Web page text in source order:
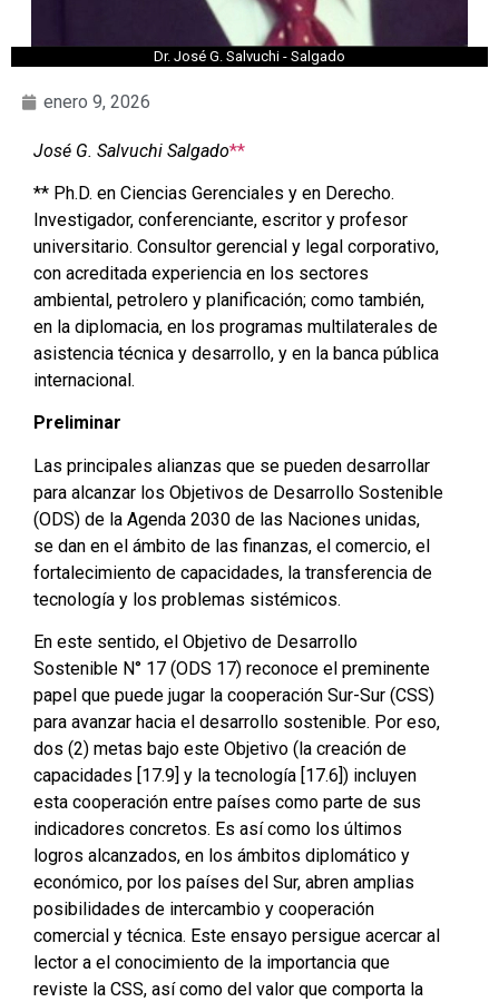
Dr. José G. Salvuchi - Salgado
enero 9, 2026
José G. Salvuchi Salgado**
** Ph.D. en Ciencias Gerenciales y en Derecho.
Investigador, conferenciante, escritor y profesor
universitario. Consultor gerencial y legal corporativo,
con acreditada experiencia en los sectores
ambiental, petrolero y planificación; como también,
en la diplomacia, en los programas multilaterales de
asistencia técnica y desarrollo, y en la banca pública
internacional.
Preliminar
Las principales alianzas que se pueden desarrollar
para alcanzar los Objetivos de Desarrollo Sostenible
(ODS) de la Agenda 2030 de las Naciones unidas,
se dan en el ámbito de las finanzas, el comercio, el
fortalecimiento de capacidades, la transferencia de
tecnología y los problemas sistémicos.
En este sentido, el Objetivo de Desarrollo
Sostenible N° 17 (ODS 17) reconoce el preminente
papel que puede jugar la cooperación Sur-Sur (CSS)
para avanzar hacia el desarrollo sostenible. Por eso,
dos (2) metas bajo este Objetivo (la creación de
capacidades [17.9] y la tecnología [17.6]) incluyen
esta cooperación entre países como parte de sus
indicadores concretos. Es así como los últimos
logros alcanzados, en los ámbitos diplomático y
económico, por los países del Sur, abren amplias
posibilidades de intercambio y cooperación
comercial y técnica. Este ensayo persigue acercar al
lector a el conocimiento de la importancia que
reviste la CSS, así como del valor que comporta la